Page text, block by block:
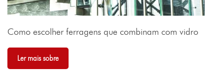
Como escolher ferragens que combinam com vidro
Ler mais sobre